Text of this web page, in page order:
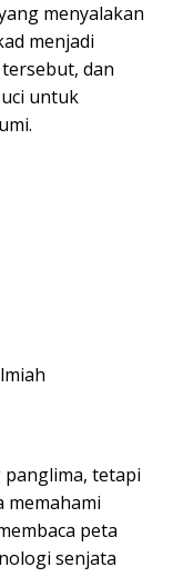
menyalakan
menjadi
dan
untuk
panglima, tetapi
memahami
peta
senjata